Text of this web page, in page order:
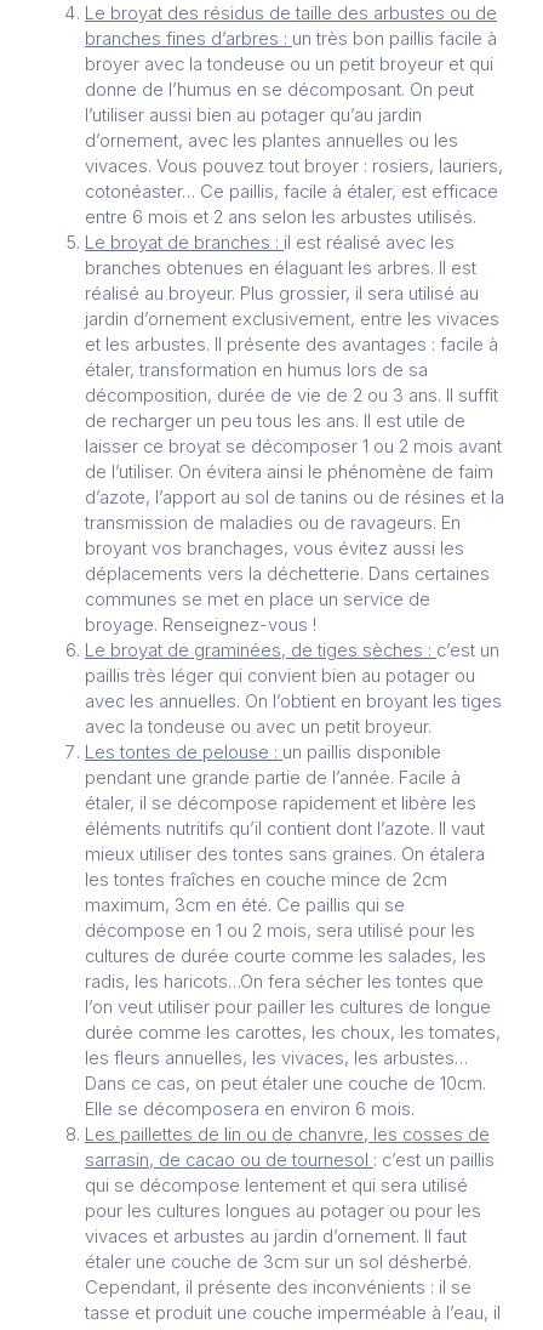
Le broyat des résidus de taille des arbustes ou de
branches fines d’arbres : un très bon paillis facile à
broyer avec la tondeuse ou un petit broyeur et qui
donne de l’humus en se décomposant. On peut
l’utiliser aussi bien au potager qu’au jardin
d’ornement, avec les plantes annuelles ou les
vivaces. Vous pouvez tout broyer : rosiers, lauriers,
cotonéaster… Ce paillis, facile à étaler, est efficace
entre 6 mois et 2 ans selon les arbustes utilisés.
Le broyat de branches : il est réalisé avec les
branches obtenues en élaguant les arbres. Il est
réalisé au broyeur. Plus grossier, il sera utilisé au
jardin d’ornement exclusivement, entre les vivaces
et les arbustes. Il présente des avantages : facile à
étaler, transformation en humus lors de sa
décomposition, durée de vie de 2 ou 3 ans. Il suffit
de recharger un peu tous les ans. Il est utile de
laisser ce broyat se décomposer 1 ou 2 mois avant
de l’utiliser. On évitera ainsi le phénomène de faim
d’azote, l’apport au sol de tanins ou de résines et la
transmission de maladies ou de ravageurs. En
broyant vos branchages, vous évitez aussi les
déplacements vers la déchetterie. Dans certaines
communes se met en place un service de
broyage. Renseignez-vous !
Le broyat de graminées, de tiges sèches : c’est un
paillis très léger qui convient bien au potager ou
avec les annuelles. On l’obtient en broyant les tiges
avec la tondeuse ou avec un petit broyeur.
Les tontes de pelouse : un paillis disponible
pendant une grande partie de l’année. Facile à
étaler, il se décompose rapidement et libère les
éléments nutritifs qu’il contient dont l’azote. Il vaut
mieux utiliser des tontes sans graines. On étalera
les tontes fraîches en couche mince de 2cm
maximum, 3cm en été. Ce paillis qui se
décompose en 1 ou 2 mois, sera utilisé pour les
cultures de durée courte comme les salades, les
radis, les haricots…On fera sécher les tontes que
l’on veut utiliser pour pailler les cultures de longue
durée comme les carottes, les choux, les tomates,
les fleurs annuelles, les vivaces, les arbustes…
Dans ce cas, on peut étaler une couche de 10cm.
Elle se décomposera en environ 6 mois.
Les paillettes de lin ou de chanvre, les cosses de
sarrasin, de cacao ou de tournesol : c’est un paillis
qui se décompose lentement et qui sera utilisé
pour les cultures longues au potager ou pour les
vivaces et arbustes au jardin d’ornement. Il faut
étaler une couche de 3cm sur un sol désherbé.
Cependant, il présente des inconvénients : il se
tasse et produit une couche imperméable à l’eau, il